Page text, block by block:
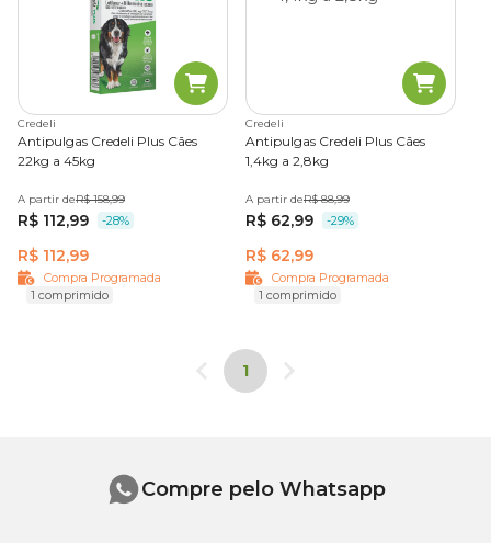
Credeli
Antipulgas Credeli Plus Cães
22kg a 45kg
A partir deR$ 158,99
R$ 112,99 -28%
R$ 112,99
Compra Programada
1 comprimido
Credeli
Antipulgas Credeli Plus Cães
1,4kg a 2,8kg
A partir deR$ 88,99
R$ 62,99 -29%
R$ 62,99
Compra Programada
1 comprimido
1
Compre pelo Whatsapp